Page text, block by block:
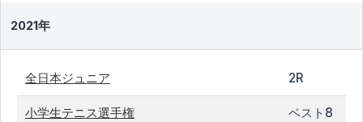
2021年
全日本ジュニア 2R
小学生テニス選手権 ベスト8